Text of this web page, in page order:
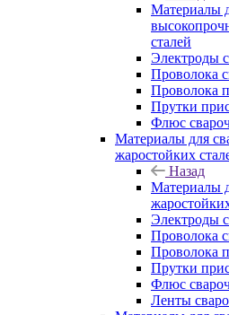
Материалы
сталей
Электроды
Проволока
Проволока
Прутки
Флюс
Материалы для
жаростойких
Назад
Материалы
Электроды
Проволока
Проволока
Прутки
Флюс
Ленты